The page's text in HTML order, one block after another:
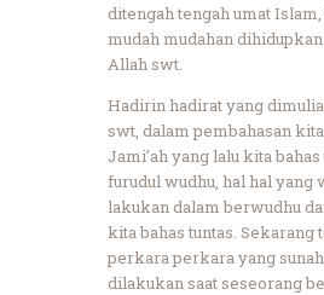
ditengah tengah umat Islam,
mudah mudahan
Allah swt.
Hadirin hadirat yang
swt, dalam pembahasan
Jami’ah yang lalu kita
furudul wudhu, hal hal yang
lakukan dalam berwudhu
kita bahas tuntas. Sekarang
perkara perkara yang
dilakukan saat seseorang